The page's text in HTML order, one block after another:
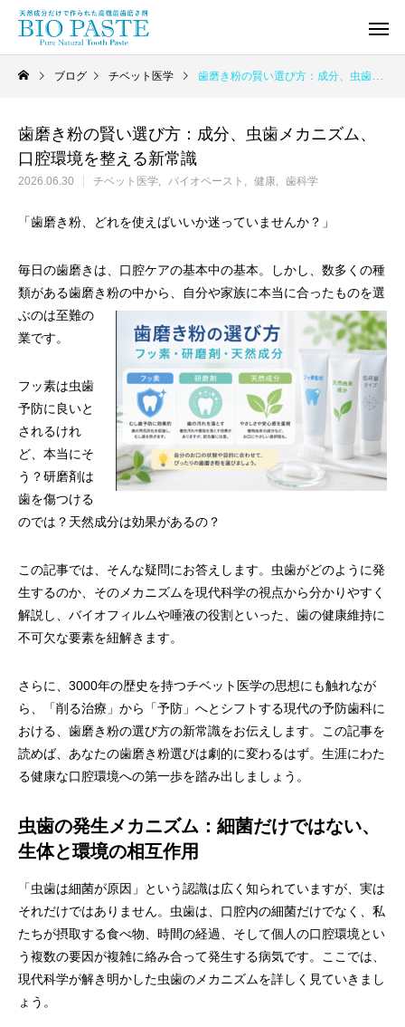
ブログ チベット医学 歯磨き粉の賢い選び方：成分、虫歯メカニズム、口腔環境を整える新常識
歯磨き粉の賢い選び方：成分、虫歯メカニズム、
口腔環境を整える新常識
2026.06.30 チベット医学 バイオペースト 健康 歯科学
「歯磨き粉、どれを使えばいいか迷っていませんか？」
毎日の歯磨きは、口腔ケアの基本中の基本。しかし、数多くの種
類がある歯磨き粉の中から、自分や家族に本当に合ったものを選
ぶのは至難の
業です。
フッ素は虫歯
予防に良いと
されるけれ
ど、本当にそ
う？研磨剤は
歯を傷つける
のでは？天然成分は効果があるの？
この記事では、そんな疑問にお答えします。虫歯がどのように発
生するのか、そのメカニズムを現代科学の視点から分かりやすく
解説し、バイオフィルムや唾液の役割といった、歯の健康維持に
不可欠な要素を紐解きます。
さらに、3000年の歴史を持つチベット医学の思想にも触れなが
ら、「削る治療」から「予防」へとシフトする現代の予防歯科に
おける、歯磨き粉の選び方の新常識をお伝えします。この記事を
読めば、あなたの歯磨き粉選びは劇的に変わるはず。生涯にわた
る健康な口腔環境への第一歩を踏み出しましょう。
虫歯の発生メカニズム：細菌だけではない、
生体と環境の相互作用
「虫歯は細菌が原因」という認識は広く知られていますが、実は
それだけではありません。虫歯は、口腔内の細菌だけでなく、私
たちが摂取する食べ物、時間の経過、そして個人の口腔環境とい
う複数の要因が複雑に絡み合って発生する病気です。ここでは、
現代科学が解き明かした虫歯のメカニズムを詳しく見ていきまし
ょう。